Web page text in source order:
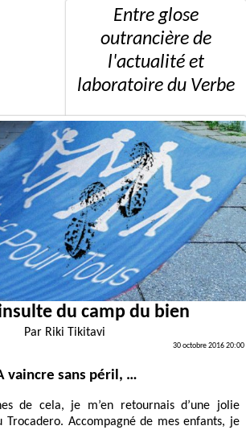
Entre glose
outrancière de
l'actualité et
laboratoire du Verbe
du camp du bien
Par Riki Tikitavi
30 octobre 2016 20:00
vaincre sans péril, …
de cela, je m’en retournais d’une jolie
Trocadero. Accompagné de mes enfants, je